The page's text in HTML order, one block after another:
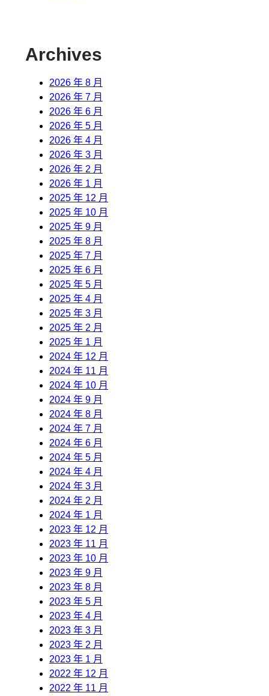
Archives
2026 年 8 月
2026 年 7 月
2026 年 6 月
2026 年 5 月
2026 年 4 月
2026 年 3 月
2026 年 2 月
2026 年 1 月
2025 年 12 月
2025 年 10 月
2025 年 9 月
2025 年 8 月
2025 年 7 月
2025 年 6 月
2025 年 5 月
2025 年 4 月
2025 年 3 月
2025 年 2 月
2025 年 1 月
2024 年 12 月
2024 年 11 月
2024 年 10 月
2024 年 9 月
2024 年 8 月
2024 年 7 月
2024 年 6 月
2024 年 5 月
2024 年 4 月
2024 年 3 月
2024 年 2 月
2024 年 1 月
2023 年 12 月
2023 年 11 月
2023 年 10 月
2023 年 9 月
2023 年 8 月
2023 年 5 月
2023 年 4 月
2023 年 3 月
2023 年 2 月
2023 年 1 月
2022 年 12 月
2022 年 11 月